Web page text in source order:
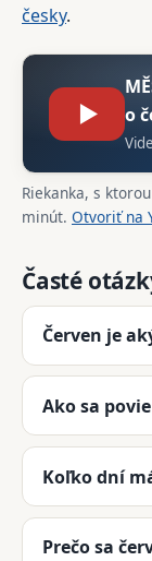
česky.
▶
o
Riekanka, s
minút. Otvoriť na
Časté
Červen je
Ako sa
Koľko dní
Prečo sa